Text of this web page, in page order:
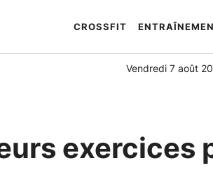
CROSSFIT
Automatically
Hierarchic
2.1.0
Vendredi 7 août
exercices